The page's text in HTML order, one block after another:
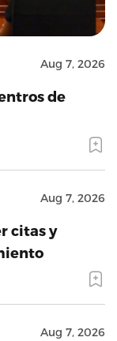
Aug 7, 2026
de
Aug 7, 2026
citas y
Aug 7, 2026